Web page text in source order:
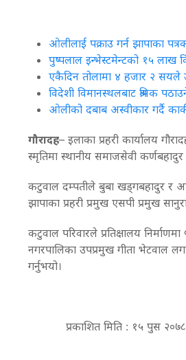
ओलीलाई पक्राउ गर्न झापाका
पुष्पलाल इन्भेस्टमेन्टको १५
एकैदिन तोलामा ४ हजार २ सयले
विदेशी विमानस्थलबाट श्रमिक
ओलीको दबाब अस्वीकार गर्दै
गौरादह– इलाका प्रहरी कार्यालय
स्मृतिमा स्थानीय समाजसेवी
कटुवाल दम्पतीले बुबा खड्गबहादुर र
झापाका प्रहरी प्रमुख एसपी प्रमुख
कटुवाल परिवारले प्रतिक्षालय
नगरपालिका उपप्रमुख गीता भेटवाल
गर्नुभयो।
प्रकाशित मिति : १५ पुस